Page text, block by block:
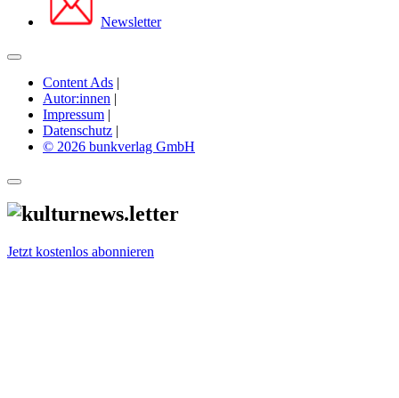
Newsletter
Content Ads |
Autor:innen |
Impressum |
Datenschutz |
© 2026 bunkverlag GmbH
Jetzt kostenlos abonnieren